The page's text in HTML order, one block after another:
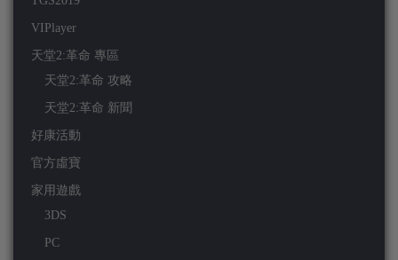
VIPlayer
天堂2:革命 專區
天堂2:革命 攻略
天堂2:革命 新聞
好康活動
官方虛寶
家用遊戲
3DS
PC